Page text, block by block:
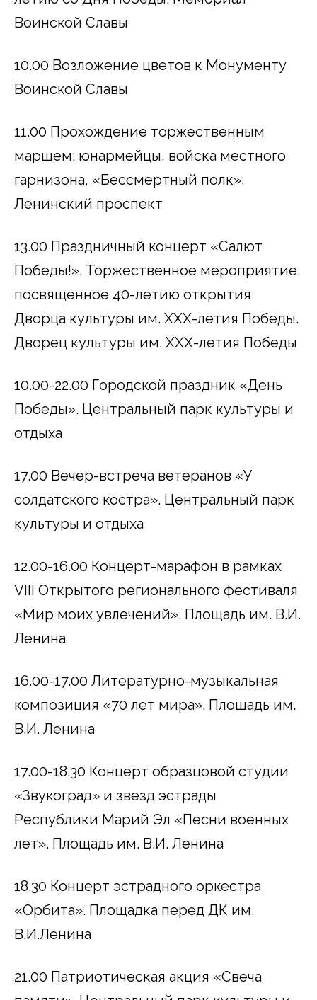
Воинской Славы
10.00 Возложение цветов к Монументу
Воинской Славы
11.00 Прохождение торжественным
маршем: юнармейцы, войска местного
гарнизона, «Бессмертный полк».
Ленинский проспект
13.00 Праздничный концерт «Салют
Победы!». Торжественное мероприятие,
посвященное 40-летию открытия
Дворца культуры им. ХХХ-летия Победы.
Дворец культуры им. ХХХ-летия Победы
10.00-22.00 Городской праздник «День
Победы». Центральный парк культуры и
отдыха
17.00 Вечер-встреча ветеранов «У
солдатского костра». Центральный парк
культуры и отдыха
12.00-16.00 Концерт-марафон в рамках
VIII Открытого регионального фестиваля
«Мир моих увлечений». Площадь им. В.И.
Ленина
16.00-17.00 Литературно-музыкальная
композиция «70 лет мира». Площадь им.
В.И. Ленина
17.00-18.30 Концерт образцовой студии
«Звукоград» и звезд эстрады
Республики Марий Эл «Песни военных
лет». Площадь им. В.И. Ленина
18.30 Концерт эстрадного оркестра
«Орбита». Площадка перед ДК им.
В.И.Ленина
21.00 Патриотическая акция «Свеча